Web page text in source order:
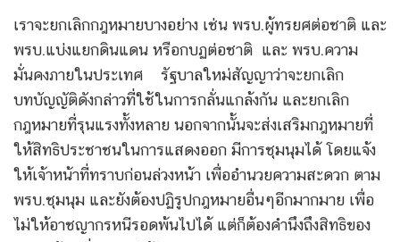
เราจะยกเลิกกฎหมายบางอย่าง เช่น พรบ.ผู้ทรยศต่อชาติ และ
พรบ.แบ่งแยกดินแดน หรือกบฏต่อชาติ และ พรบ.ความ
มั่นคงภายในประเทศ รัฐบาลใหม่สัญญาว่าจะยกเลิก
บทบัญญัติดังกล่าวที่ใช้ในการกลั่นแกล้งกัน และยกเลิก
กฎหมายที่รุนแรงทั้งหลาย นอกจากนั้นจะส่งเสริมกฎหมายที่
ให้สิทธิประชาชนในการแสดงออก มีการชุมนุมได้ โดยแจ้ง
ให้เจ้าหน้าที่ทราบก่อนล่วงหน้า เพื่ออำนวยความสะดวก ตาม
พรบ.ชุมนุม และยังต้องปฏิรูปกฎหมายอื่นๆอีกมากมาย เพื่อ
ไม่ให้อาชญากรหนีรอดพ้นไปได้ แต่ก็ต้องคำนึงถึงสิทธิของ